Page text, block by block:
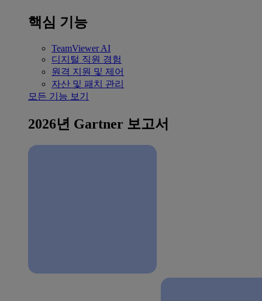
핵심 기능
TeamViewer AI
디지털 직원 경험
원격 지원 및 제어
자산 및 패치 관리
모든 기능 보기
2026년 Gartner 보고서